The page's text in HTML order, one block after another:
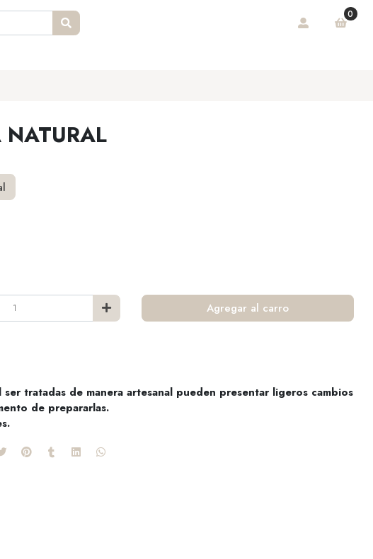
0
Agregar al carro
ser tratadas de manera artesanal pueden presentar ligeros cambios
de prepararlas.